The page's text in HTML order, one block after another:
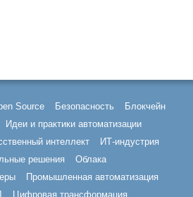
Source Безопасность
Блокчейн
Идеи и практики автоматизации
интеллект
ИТ-индустрия
решения
Облака
Промышленная автоматизация
Цифровая трансформация